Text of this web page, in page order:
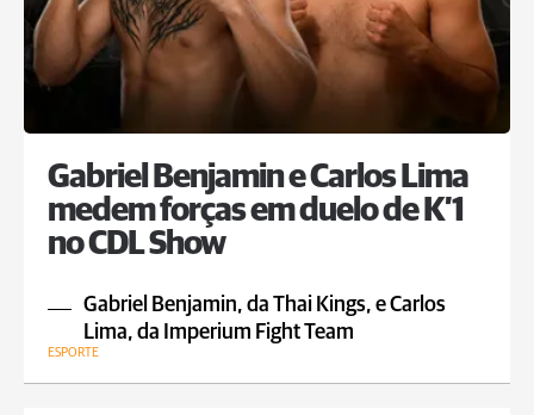
Gabriel Benjamin e Carlos Lima
medem forças em duelo de K’1
no CDL Show
Gabriel Benjamin, da Thai Kings, e Carlos
Lima, da Imperium Fight Team
ESPORTE